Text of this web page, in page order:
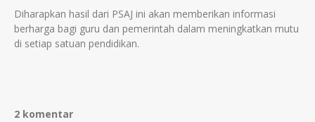
Diharapkan hasil dari PSAJ ini akan memberikan informasi
berharga bagi guru dan pemerintah dalam meningkatkan mutu
di setiap satuan pendidikan.
2 komentar